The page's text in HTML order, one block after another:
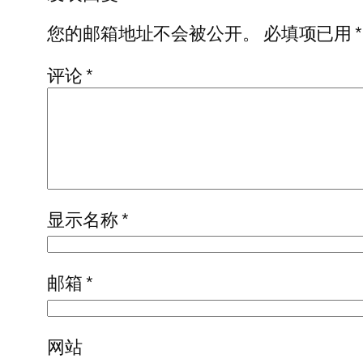
您的邮箱地址不会被公开。
必填项已用*
评论*
显示名称*
邮箱*
网站